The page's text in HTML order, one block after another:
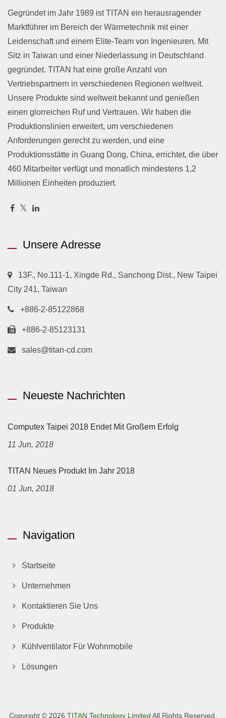
Gegründet im Jahr 1989 ist TITAN ein herausragender
Marktführer im Bereich der Wärmetechnik mit einer
Leidenschaft und einem Elite-Team von Ingenieuren. Mit
Sitz in Taiwan und einer Niederlassung in Deutschland
gegründet. TITAN hat eine große Anzahl von
Vertriebspartnern in verschiedenen Regionen weltweit.
Unsere Produkte sind weltweit bekannt und genießen
einen glorreichen Ruf und Vertrauen. Wir haben die
Produktionslinien erweitert, um verschiedenen
Anforderungen gerecht zu werden, und eine
Produktionsstätte in Guang Dong, China, errichtet, die über
460 Mitarbeiter verfügt und monatlich mindestens 1,2
Millionen Einheiten produziert.
Unsere Adresse
13F., No.111-1, Xingde Rd., Sanchong Dist., New Taipei
City 241, Taiwan
+886-2-85122868
+886-2-85123131
sales@titan-cd.com
Neueste Nachrichten
Computex Taipei 2018 Endet Mit Großem Erfolg
11 Jun, 2018
TITAN Neues Produkt Im Jahr 2018
01 Jun, 2018
Navigation
Startseite
Unternehmen
Kontaktieren Sie Uns
Produkte
Kühlventilator Für Wohnmobile
Lösungen
Copyright © 2026 TITAN Technology Limited All Rights Reserved.